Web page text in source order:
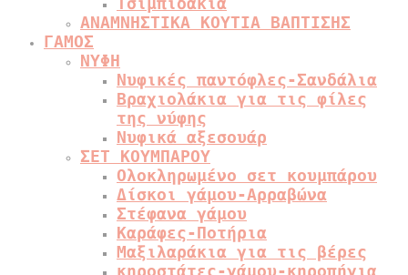
ΑΝΑΜΝΗΣΤΙΚΑ ΚΟΥΤΙΑ ΒΑΠΤΙΣΗΣ
ΓΑΜΟΣ
ΝΥΦΗ
Νυφικές παντόφλες-Σανδάλια
Βραχιολάκια για τις φίλες
της νύφης
Νυφικά αξεσουάρ
ΣΕΤ ΚΟΥΜΠΑΡΟΥ
Ολοκληρωμένο σετ κουμπάρου
Δίσκοι γάμου-Αρραβώνα
Στέφανα γάμου
Καράφες-Ποτήρια
Μαξιλαράκια για τις βέρες
κηροστάτες-γάμου-κηροπήγια